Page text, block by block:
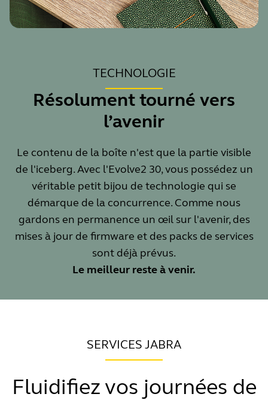
TECHNOLOGIE
Résolument tourné vers
l’avenir
Le contenu de la boîte n'est que la partie visible
de l'iceberg. Avec l'Evolve2 30, vous possédez un
véritable petit bijou de technologie qui se
démarque de la concurrence. Comme nous
gardons en permanence un œil sur l'avenir, des
mises à jour de firmware et des packs de services
sont déjà prévus.
Le meilleur reste à venir.
SERVICES JABRA
Fluidifiez vos journées de